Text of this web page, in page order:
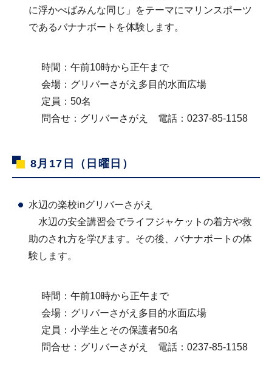
に浮かべばみんな同じ」をテーマにマリンスポーツ
であるバナナボートを体験します。
時間：午前10時から正午まで
会場：グリバーさがえ多目的水面広場
定員：50名
問合せ：グリバーさがえ 電話：0237-85-1158
8月17日（日曜日）
水辺の楽校inグリバーさがえ
水辺の安全講習会でライフジャケットの着方や救
助のされ方を学びます。その後、バナナボートの体
験します。
時間：午前10時から正午まで
会場：グリバーさがえ多目的水面広場
定員：小学生とその保護者50名
問合せ：グリバーさがえ 電話：0237-85-1158